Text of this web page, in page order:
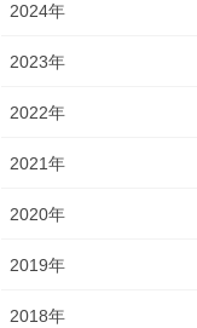
2024年
2023年
2022年
2021年
2020年
2019年
2018年